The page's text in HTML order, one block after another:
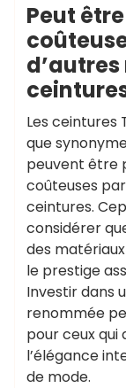
Peut
Les ceintures
que
peuvent être
coûteuses
ceintures.
considérer
des
le prestige
Investir dans
renommée
pour ceux qui
l’élégance
de mode.